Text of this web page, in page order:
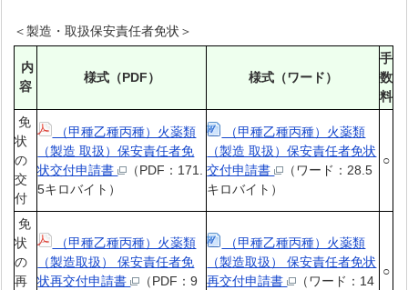
＜製造・取扱保安責任者免状 ＞
内
容
様式（PDF） 様式（ワード）
手
数
料
免
状
の
交
付
（甲種乙種丙種）火薬類
（製造 取扱）保安責任者免
状交付申請書
（PDF：171.
5キロバイト）
（甲種乙種丙種）火薬類
（製造 取扱）保安責任者免状
交付申請書
（ワード：28.5
キロバイト）
○
免
状
の
再
（甲種乙種丙種）火薬類
（製造取扱） 保安責任者免
状再交付申請書
（PDF：9
（甲種乙種丙種）火薬類
（製造取扱） 保安責任者免状
再交付申請書
（ワード：14
○